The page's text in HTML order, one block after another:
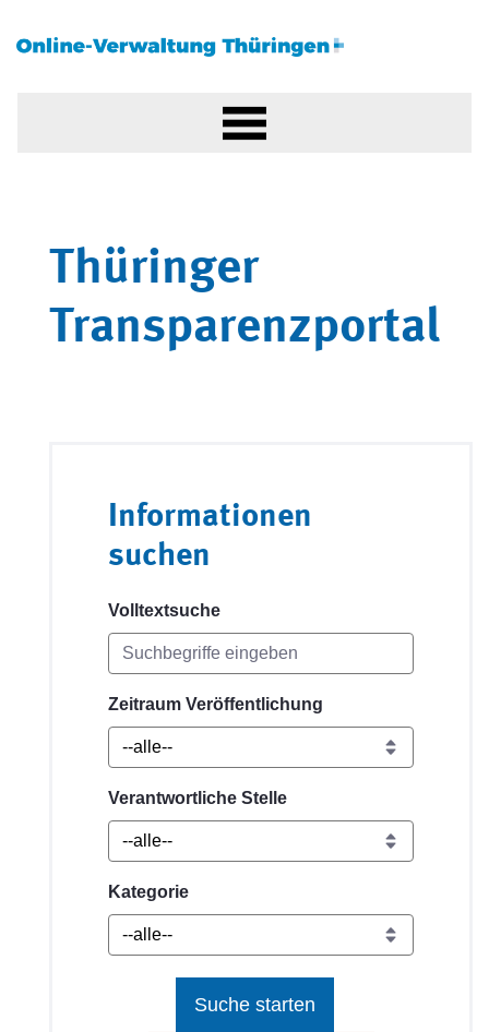
Thüringer
Transparenzportal
Informationen
suchen
Volltextsuche
Zeitraum Veröffentlichung
Verantwortliche Stelle
Kategorie
Suche starten